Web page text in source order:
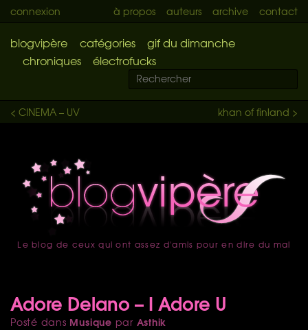
connexion à propos auteurs archive contact
blogvipère catégories
gif du dimanche
chroniques
électrofucks
khan of finland >
< CINEMA – UV
accueil
Le blog de ceux qui ont assez d'amis pour en dire du mal
Adore Delano – I Adore U
Posté dans Musique par Asthik